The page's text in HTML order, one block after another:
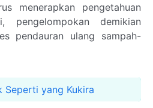
menerapkan pengetahuan
pengelompokan demikian
pendauran ulang sampah-
Seperti yang Kukira